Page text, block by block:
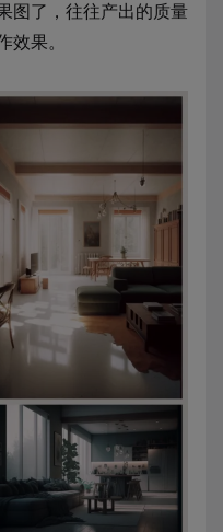
图了，往往产出的质量
效果。